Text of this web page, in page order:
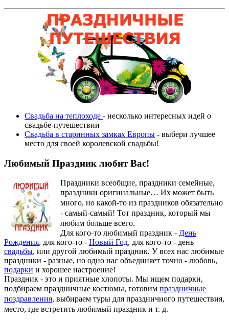
Свадьба на теплоходе - несколько интересных идей о
свадьбе-путешествии
Свадьба в старинных замках Европы - выбери лучшее
место для своей королевской свадьбы!
Любимый Праздник любит Вас!
Праздники всеобщие, праздники семейные,
праздники оригинальные… Их может быть
много, но какой-то из праздников обязательно
- самый-самый! Тот праздник, который мы
любим больше всего.
Для кого-то любимый праздник - День
Рождения, для кого-то - Новый Год, для кого-то - день
свадьбы, или другой любимый праздник. У всех нас любимые
праздники - разные, но одно нас объединяет точно - любовь,
подарки и хорошее настроение!
Праздник - это и приятные хлопоты. Мы ищем подарки,
подбираем праздничные костюмы, готовим праздничные
поздравления, выбираем туры для праздничного путешествия,
место, где встретить любимый праздник и т. д.